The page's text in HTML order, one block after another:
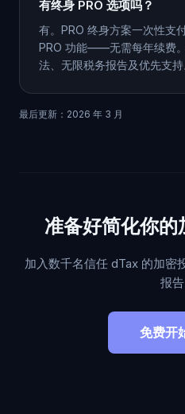
有终身 PRO 选项吗？
有。PRO 终身方案一次性支
PRO 功能——无需每年续费
法、无限税务报告及优先支持
最后更新：2026 年 3 月
准备好简化你的
加入数千名信任 dTax 的加密
报告
免费开